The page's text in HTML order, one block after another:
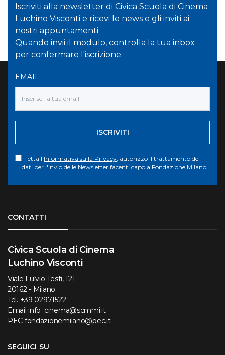
Iscriviti alla newsletter di Civica Scuola di Cinema
Luchino Visconti e ricevi le news e gli inviti ai
nostri appuntamenti.
Quando invii il modulo, controlla la tua inbox
per confermare l'iscrizione.
EMAIL
ISCRIVITI
letta l'Informativa sulla Privacy, autorizzo il trattamento dei
dati per l'invio delle Newsletter facenti capo a Fondazione Milano.
CONTATTI
Civica Scuola di Cinema
Luchino Visconti
Viale Fulvio Testi, 121
20162 - Milano
Tel. +39 02971522
Email info_cinema@scmmi.it
PEC fondazionemilano@pec.it
SEGUICI SU